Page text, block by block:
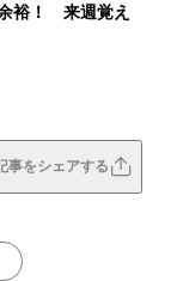
裕！ 来週覚え
事をシェアする